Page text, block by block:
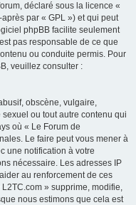
déclaré sous la licence «
par « GPL ») et qui peut
phpBB facilite seulement
pas responsable de ce que
ou conduite permis. Pour
veuillez consulter :
obscène, vulgaire,
ou tout autre contenu qui
où « Le Forum de
Le faire peut vous mener à
une notification à votre
nécessaire. Les adresses IP
au renforcement de ces
» supprime, modifie,
nous estimons que cela est